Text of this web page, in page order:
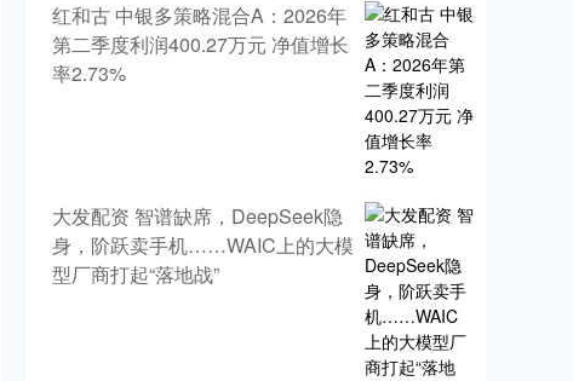
红和古 中银多策略混合A：2026年
第二季度利润400.27万元 净值增长
率2.73%
大发配资 智谱缺席，DeepSeek隐
身，阶跃卖手机……WAIC上的大模
型厂商打起“落地战”